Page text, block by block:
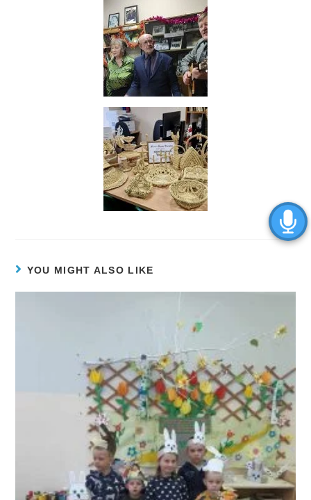
YOU MIGHT ALSO LIKE